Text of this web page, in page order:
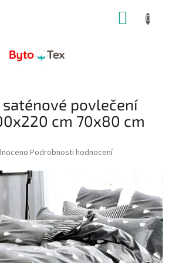
saténové povlečení
cm 70x80 cm
Podrobnosti hodnocení